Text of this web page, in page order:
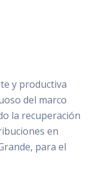
y productiva
del marco
la recuperación
en
para el